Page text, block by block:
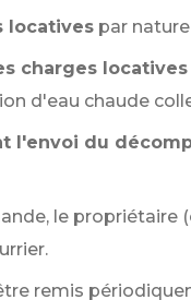
locatives par
charges locatives
d'eau chaude
l'envoi du
le
remis